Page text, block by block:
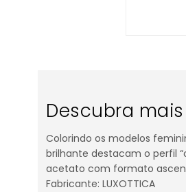
Descubra
Colorindo os modelos
brilhante destacam o perfil
acetato com formato
Fabricante: LUXOTTICA